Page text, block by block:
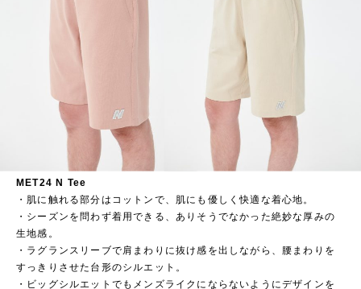
MET24 N Tee
・肌に触れる部分はコットンで、肌にも優しく快適な着心地。​
・シーズンを問わず着用できる、ありそうでなかった絶妙な厚みの
生地感。​
・ラグランスリーブで肩まわりに抜け感を出しながら、腰まわりを
すっきりさせた台形のシルエット。​
・ビッグシルエットでもメンズライクにならないようにデザインを